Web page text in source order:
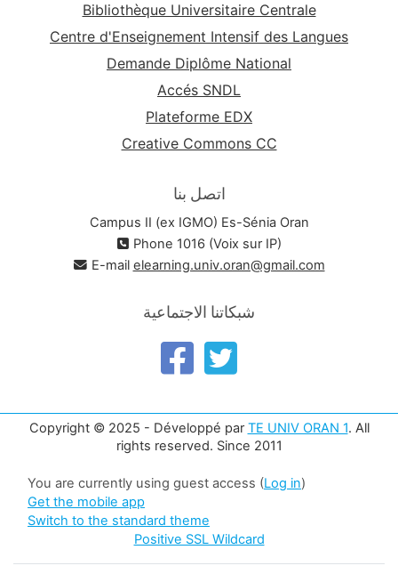
Bibliothèque Universitaire Centrale
Centre d'Enseignement Intensif des Langues
Demande Diplôme National
Accés SNDL
Plateforme EDX
Creative Commons CC
اتصل بنا
Campus II (ex IGMO) Es-Sénia Oran
Phone 1016 (Voix sur IP)
E-mail elearning.univ.oran@gmail.com
شبكاتنا الاجتماعية
Copyright © 2025 - Développé par TE UNIV ORAN 1. All
rights reserved. Since 2011
You are currently using guest access (Log in)
Get the mobile app
Switch to the standard theme
Positive SSL Wildcard